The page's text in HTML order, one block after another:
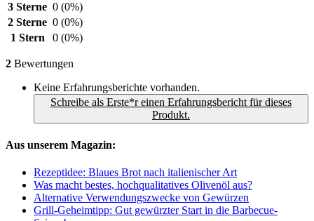
3 Sterne 0 (0%)
2 Sterne 0 (0%)
1 Stern
0 (0%)
2 Bewertungen
Keine Erfahrungsberichte vorhanden.
Schreibe als Erste*r einen Erfahrungsbericht für dieses
Produkt.
Aus unserem Magazin:
Rezeptidee: Blaues Brot nach italienischer Art
Was macht bestes, hochqualitatives Olivenöl aus?
Alternative Verwendungszwecke von Gewürzen
Grill-Geheimtipp: Gut gewürzter Start in die Barbecue-